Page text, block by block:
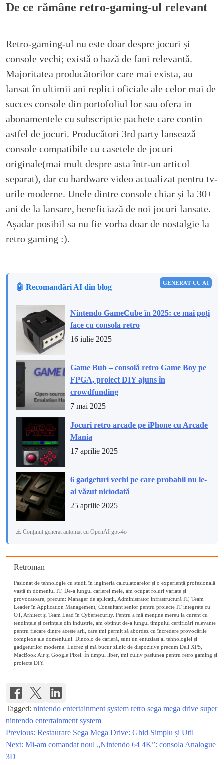
De ce rămâne retro-gaming-ul relevant
Retro-gaming-ul nu este doar despre jocuri și
console vechi; există o bază de fani relevantă.
Majoritatea producătorilor care mai exista, au
lansat în ultimii ani replici oficiale ale celor mai de
succes console din portofoliul lor sau ofera in
abonamentele cu subscriptie pachete care contin
astfel de jocuri. Producători 3rd party lansează
console compatibile cu casetele de jocuri
originale(mai mult despre asta într-un articol
separat), dar cu hardware video actualizat pentru tv-
urile moderne. Unele dintre console chiar și la 30+
ani de la lansare, beneficiază de noi jocuri lansate.
Așadar posibil sa nu fie vorba doar de nostalgie la
retro gaming :).
GENERAT CU AI
🤖 Recomandări AI din blog
Nintendo GameCube în 2025: ce mai poți
face cu consola retro
16 iulie 2025
Game Bub – consolă retro Game Boy pe
FPGA, proiect DIY ajuns în
crowdfunding
7 mai 2025
Jocuri retro arcade pe iPhone cu Arcade
Mania
17 aprilie 2025
6 gadgeturi vechi pe care probabil nu le-
ai văzut niciodată
25 aprilie 2025
⚠️ Conținut generat automat cu OpenAI gpt-4o
Retroman
Pasionat de tehnologie cu studii în ingineria calculatoarelor și o experiență profesională
vastă în domeniul IT. De-a lungul carierei mele, am ocupat roluri variate și
provocatoare, precum: Manager de aplicații, Administrator infrastructură IT, Team
Leader în Application Management, Consultant senior pentru proiecte IT integrate cu
OT, Arhitect și Team Lead în Cybersecurity. Pentru a mă menține mereu la curent cu
tendințele și cerințele din industrie, am obținut de-a lungul timpului certificări relevante
pentru fiecare dintre aceste arii, care îmi permit să abordez cu încredere provocările
complexe ale domeniului. Dincolo de carieră, sunt un entuziast al tehnologiei și
gadgeturilor moderne. Lucrez și mă bucur zilnic de dispozitive precum Dell XPS,
MacBook Air și Google Pixel. În timpul liber, îmi cultiv pasiunea pentru retro gaming și
proiecte DIY.
Tagged: nintendo entertainment system retro sega mega drive super
nintendo entertainment system
Navigare
în
Previous: Restaurare Sega Mega Drive: Ghid Simplu și Util
Next: Mi-am comandat noul „Nintendo 64 4K”: consola Analogue
3D